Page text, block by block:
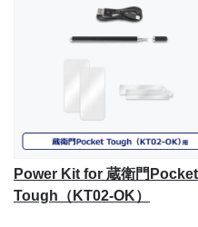
Power Kit for 蔵衛門Pocket
Tough（KT02-OK）